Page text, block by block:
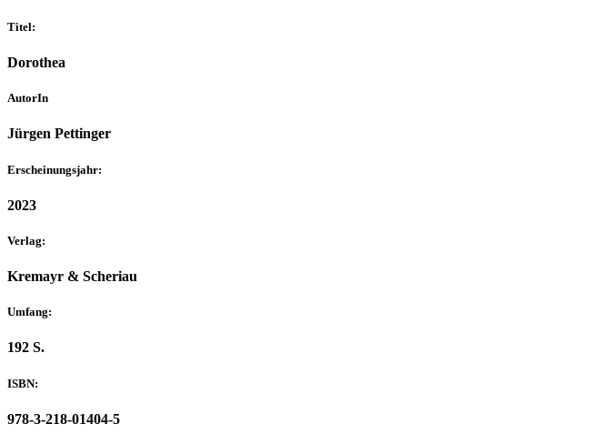
Titel:
Dorothea
AutorIn
Jürgen Pettinger
Erscheinungsjahr:
2023
Verlag:
Kremayr & Scheriau
Umfang:
192 S.
ISBN:
978-3-218-01404-5